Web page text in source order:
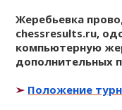
Жеребьевка
chessresults.ru,
компьютерную
дополнительных
➢ Положение